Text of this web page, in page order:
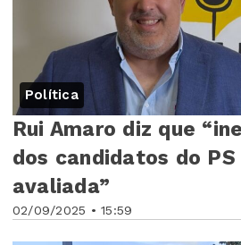
Política
02/09/2025 • 15:59
Rui Amaro diz que
dos candidatos do
avaliada”